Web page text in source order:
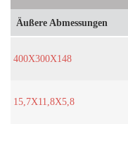
Äußere Abmessungen
400X300X148
15,7X11,8X5,8